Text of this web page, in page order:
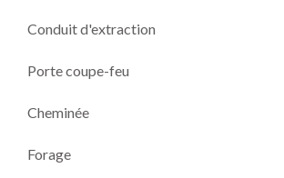
Conduit d'extraction
Porte coupe-feu
Cheminée
Forage